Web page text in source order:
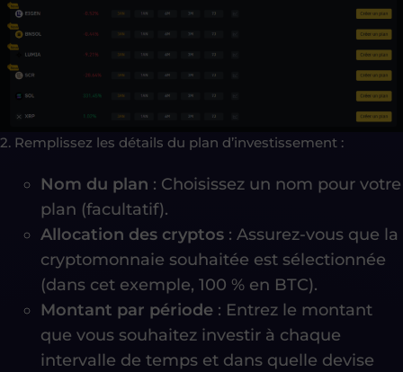
2. Remplissez les détails du plan d’investissement :
Nom du plan : Choisissez un nom pour votre
plan (facultatif).
Allocation des cryptos : Assurez-vous que la
cryptomonnaie souhaitée est sélectionnée
(dans cet exemple, 100 % en BTC).
Montant par période : Entrez le montant
que vous souhaitez investir à chaque
intervalle de temps et dans quelle devise